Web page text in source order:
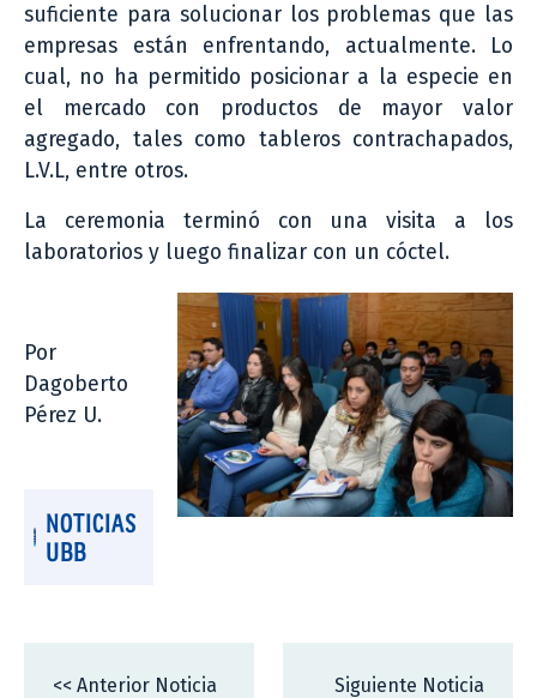
suficiente para solucionar los problemas que las
empresas están enfrentando, actualmente. Lo
cual, no ha permitido posicionar a la especie en
el mercado con productos de mayor valor
agregado, tales como tableros contrachapados,
L.V.L, entre otros.
La ceremonia terminó con una visita a los
laboratorios y luego finalizar con un cóctel.
Por
Dagoberto
Pérez U.
NOTICIAS
UBB
<< Anterior Noticia
Siguiente Noticia